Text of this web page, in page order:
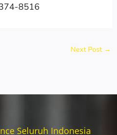
8516
Next Post →
Seluruh Indonesia